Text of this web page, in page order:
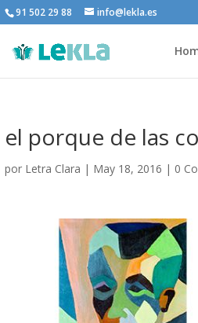
91 502 29 88 info@lekla.es
el porque de las
por Letra Clara | May 18, 2016 | 0